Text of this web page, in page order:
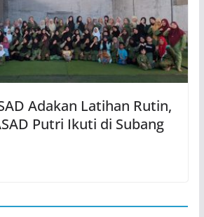
Adakan Latihan Rutin,
Putri Ikuti di Subang